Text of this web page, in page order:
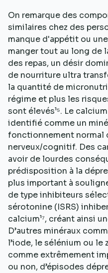
On remarque des
similaires chez des
manque d'appétit ou
manger tout au long de
des repas, un désir
de nourriture ultra
la quantité de
régime et plus les
sont élevés¹⁵. Le
identifié comme un
fonctionnement normal
nerveux/cognitif. Des
avoir de lourdes
prédisposition à la
plus important à
de type inhibiteurs
sérotonine (ISRS)
calcium¹⁷, créant ainsi
D’autres minéraux
l’iode, le sélénium ou
comme extrêmement
ou non, d’épisodes